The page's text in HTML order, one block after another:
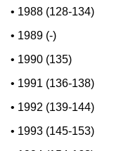
• 1988 (128-134)
• 1989 (-)
• 1990 (135)
• 1991 (136-138)
• 1992 (139-144)
• 1993 (145-153)